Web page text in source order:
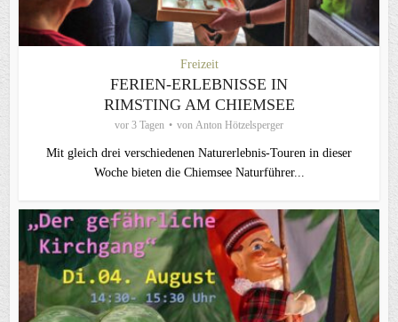
Freizeit
FERIEN-ERLEBNISSE IN
RIMSTING AM CHIEMSEE
vor 3 Tagen von Anton Hötzelsperger
Mit gleich drei verschiedenen Naturerlebnis-Touren in dieser
Woche bieten die Chiemsee Naturführer...